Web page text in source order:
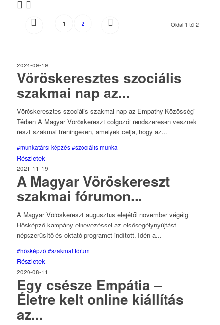
Oldal 1 tól 2
1 2
2024-09-19
Vöröskeresztes szociális
szakmai nap az...
Vöröskeresztes szociális szakmai nap az Empathy Közösségi
Térben A Magyar Vöröskereszt dolgozói rendszeresen vesznek
részt szakmai tréningeken, amelyek célja, hogy az...
#munkatársi képzés #szociális munka
Részletek
2021-11-19
A Magyar Vöröskereszt
szakmai fórumon...
A Magyar Vöröskereszt augusztus elejétől november végéig
Hősképző kampány elnevezéssel az elsősegélynyújtást
népszerűsítő és oktató programot indított. Idén a...
#hősképző #szakmai fórum
Részletek
2020-08-11
Egy csésze Empátia –
Életre kelt online kiállítás
az...